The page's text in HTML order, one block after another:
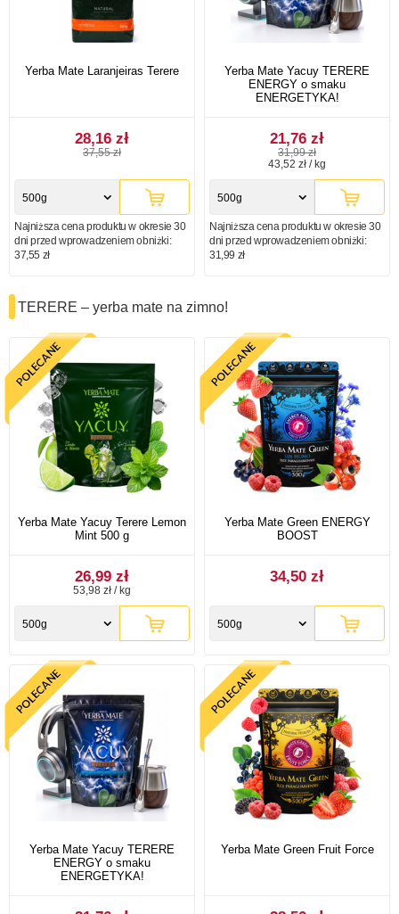
Yerba Mate Laranjeiras Terere
28,16 zł
37,55 zł
500g
Najniższa cena produktu w okresie 30
dni przed wprowadzeniem obniżki:
37,55 zł
Yerba Mate Yacuy TERERE
ENERGY o smaku
ENERGETYKA!
21,76 zł
31,99 zł
43,52 zł / kg
500g
Najniższa cena produktu w okresie 30
dni przed wprowadzeniem obniżki:
31,99 zł
TERERE – yerba mate na zimno!
Yerba Mate Yacuy Terere Lemon
Mint 500 g
26,99 zł
53,98 zł / kg
500g
Yerba Mate Green ENERGY
BOOST
34,50 zł
500g
Yerba Mate Yacuy TERERE
ENERGY o smaku
ENERGETYKA!
Yerba Mate Green Fruit Force